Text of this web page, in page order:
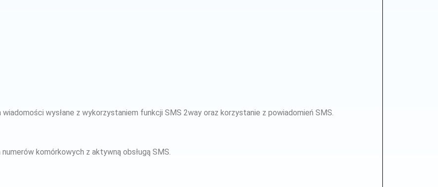
wysłane z wykorzystaniem funkcji SMS 2way oraz korzystanie z powiadomień SMS.
komórkowych z aktywną obsługą SMS.